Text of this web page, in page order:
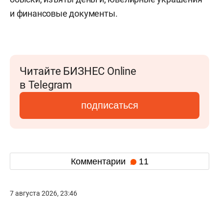
и финансовые документы.
Читайте БИЗНЕС Online
в Telegram
подписаться
Комментарии 11
7 августа 2026, 23:46